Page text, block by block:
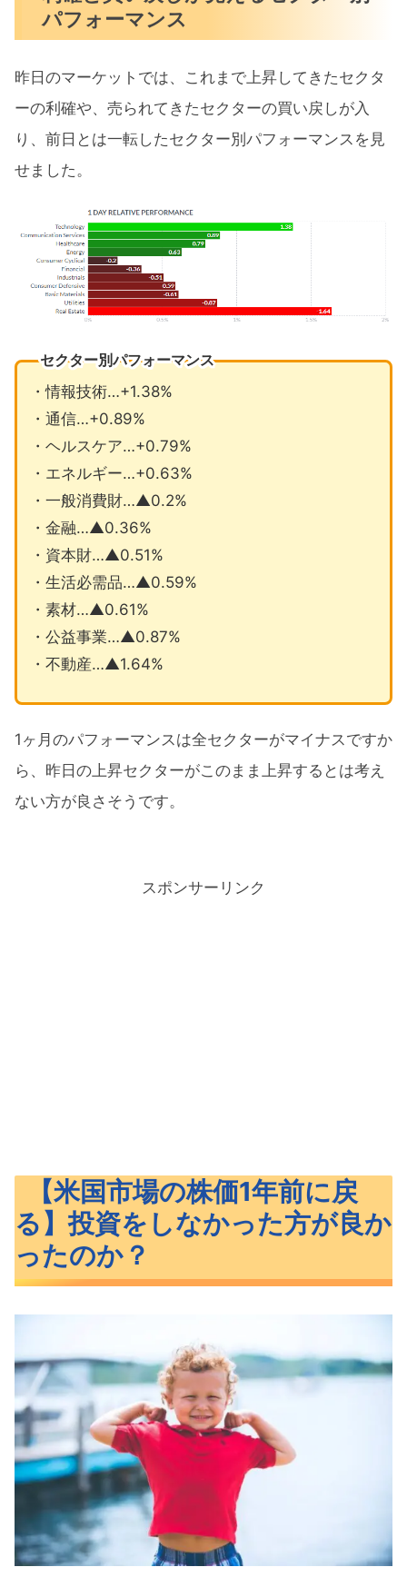
パフォーマンス
昨日のマーケットでは、これまで上昇してきたセクタ
ーの利確や、売られてきたセクターの買い戻しが入
り、前日とは一転したセクター別パフォーマンスを見
せました。
セクター別パフォーマンス
・情報技術…+1.38%
・通信…+0.89%
・ヘルスケア…+0.79%
・エネルギー…+0.63%
・一般消費財…▲0.2%
・金融…▲0.36%
・資本財…▲0.51%
・生活必需品…▲0.59%
・素材…▲0.61%
・公益事業…▲0.87%
・不動産…▲1.64%
1ヶ月のパフォーマンスは全セクターがマイナスですか
ら、昨日の上昇セクターがこのまま上昇するとは考え
ない方が良さそうです。
スポンサーリンク
【米国市場の株価1年前に戻
る】投資をしなかった方が良か
ったのか？